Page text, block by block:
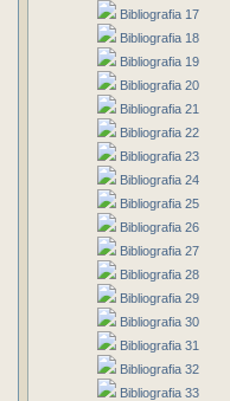
Bibliografia 17
Bibliografia 18
Bibliografia 19
Bibliografia 20
Bibliografia 21
Bibliografia 22
Bibliografia 23
Bibliografia 24
Bibliografia 25
Bibliografia 26
Bibliografia 27
Bibliografia 28
Bibliografia 29
Bibliografia 30
Bibliografia 31
Bibliografia 32
Bibliografia 33